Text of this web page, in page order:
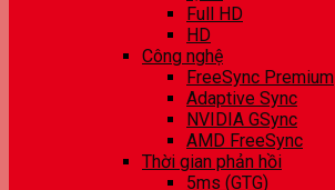
Full HD
HD
Công nghệ
FreeSync Premium
Adaptive Sync
NVIDIA GSync
AMD FreeSync
Thời gian phản hồi
5ms (GTG)